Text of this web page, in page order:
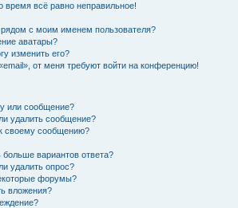
время всё равно неправильное!
с моим именем пользователя?
аватары?
изменить его?
от меня требуют войти на конференцию!
или сообщение?
удалить сообщение?
своему сообщению?
вариантов ответа?
удалить опрос?
форумы?
вложения?